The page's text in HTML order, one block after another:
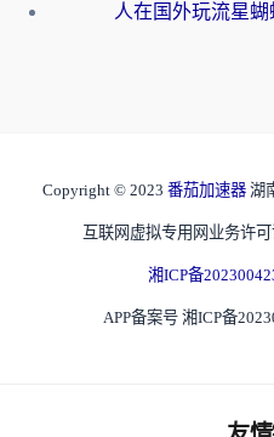
Copyright © 2023 番茄加速器 湖
互联网虚拟专用网业务许
湘ICP备
APP备案号 湘ICP备